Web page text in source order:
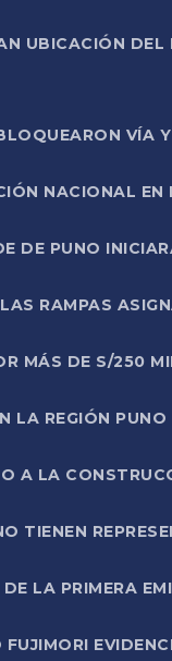
UBICACIÓN
VÍA
NACIONAL
DE PUNO
RAMPAS
MÁS DE S/250
LA REGIÓN
A LA
TIENEN
LA PRIMERA